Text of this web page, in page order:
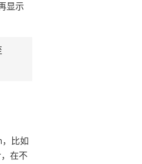
显示
比如
在不